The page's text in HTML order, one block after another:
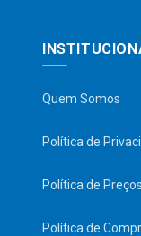
Quem Somos
Política de
Política de
Política de